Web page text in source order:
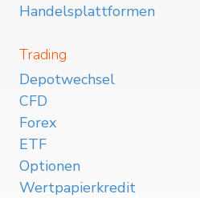
Handelsplattformen
Trading
Depotwechsel
CFD
Forex
ETF
Optionen
Wertpapierkredit